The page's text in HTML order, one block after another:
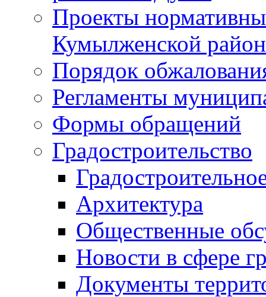
Проекты
Кумылженской
Порядок
Регламенты
Формы обращений
Градостроительство
Архитектура
Общественные
Новости в сфере
Документы